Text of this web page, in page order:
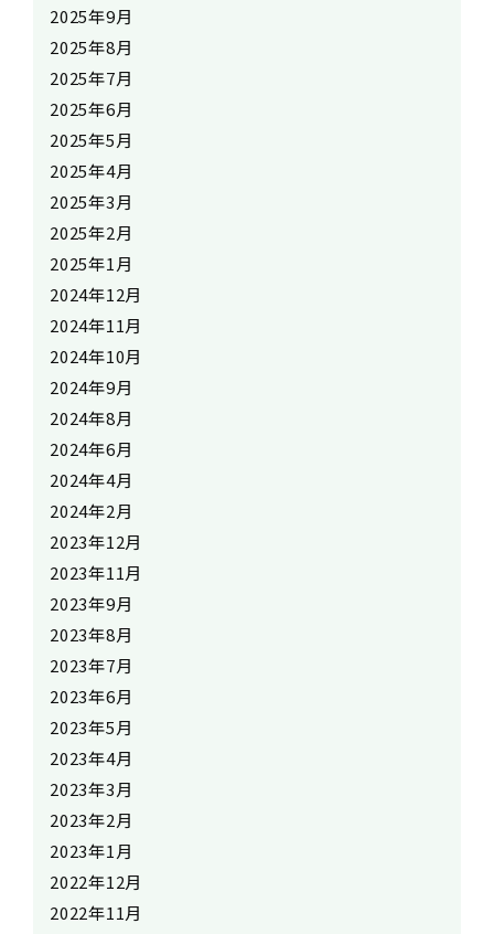
2025年9月
2025年8月
2025年7月
2025年6月
2025年5月
2025年4月
2025年3月
2025年2月
2025年1月
2024年12月
2024年11月
2024年10月
2024年9月
2024年8月
2024年6月
2024年4月
2024年2月
2023年12月
2023年11月
2023年9月
2023年8月
2023年7月
2023年6月
2023年5月
2023年4月
2023年3月
2023年2月
2023年1月
2022年12月
2022年11月